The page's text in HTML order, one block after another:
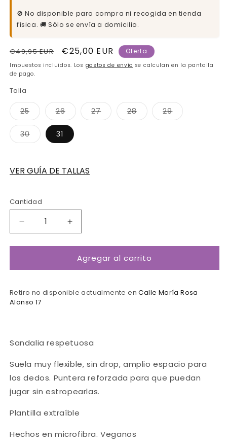
🚫 No disponible para compra ni recogida en tienda
física. 🚚 Sólo se envía a domicilio.
Precio
habitual
€49,95 EUR
Precio
de
€25,00 EUR Oferta
Impuestos incluidos. Los gastos de envío se calculan en la pantalla
de pago.
Talla
25Variante
agotada
o
no
disponible
26Variante
agotada
o
no
disponible
27Variante
agotada
28Variante
agotada
29Variante
agotada
30Variante
agotada
31
VER GUÍA DE TALLAS
Cantidad
Cantidad
Reducir
cantidad
para
Amarillo-
Aumentar
cantidad
para
Sandalia
Amarillo-
Agregar al carrito
Retiro no disponible actualmente enCalle María Rosa
Alonso 17
Sandalia respetuosa
Suela muy flexible, sin drop, amplio espacio para
los dedos. Puntera reforzada para que puedan
jugar sin estropearlas.
Plantilla extraíble
Hechos en microfibra. Veganos